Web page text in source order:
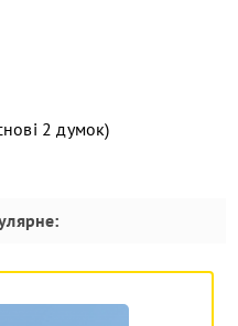
2 думок)